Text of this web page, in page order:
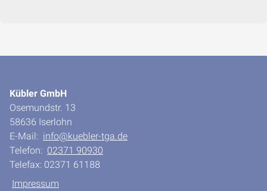
Kübler GmbH
Osemundstr. 13
58636 Iserlohn
E-Mail: info@kuebler-tga.de
Telefon: 02371 90930
Telefax: 02371 61188
Impressum